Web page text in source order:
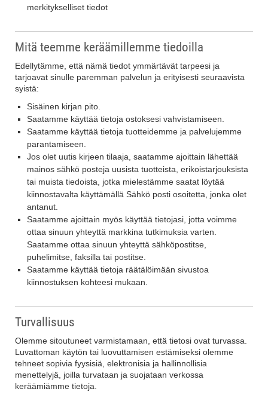
merkitykselliset tiedot
Mitä teemme keräämillemme tiedoilla
Edellytämme, että nämä tiedot ymmärtävät tarpeesi ja
tarjoavat sinulle paremman palvelun ja erityisesti seuraavista
syistä:
Sisäinen kirjan pito.
Saatamme käyttää tietoja ostoksesi vahvistamiseen.
Saatamme käyttää tietoja tuotteidemme ja palvelujemme
parantamiseen.
Jos olet uutis kirjeen tilaaja, saatamme ajoittain lähettää
mainos sähkö posteja uusista tuotteista, erikoistarjouksista
tai muista tiedoista, jotka mielestämme saatat löytää
kiinnostavalta käyttämällä Sähkö posti osoitetta, jonka olet
antanut.
Saatamme ajoittain myös käyttää tietojasi, jotta voimme
ottaa sinuun yhteyttä markkina tutkimuksia varten.
Saatamme ottaa sinuun yhteyttä sähköpostitse,
puhelimitse, faksilla tai postitse.
Saatamme käyttää tietoja räätälöimään sivustoa
kiinnostuksen kohteesi mukaan.
Turvallisuus
Olemme sitoutuneet varmistamaan, että tietosi ovat turvassa.
Luvattoman käytön tai luovuttamisen estämiseksi olemme
tehneet sopivia fyysisiä, elektronisia ja hallinnollisia
menettelyjä, joilla turvataan ja suojataan verkossa
keräämiämme tietoja.